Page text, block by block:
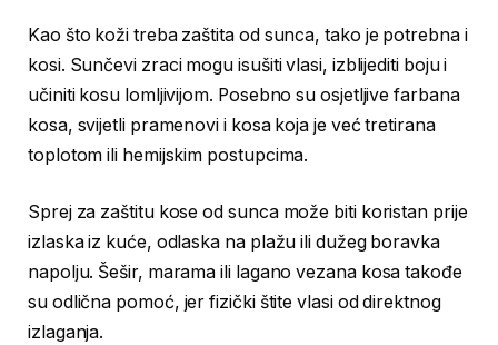
Kao što koži treba zaštita od sunca, tako je potrebna i
kosi. Sunčevi zraci mogu isušiti vlasi, izblijediti boju i
učiniti kosu lomljivijom. Posebno su osjetljive farbana
kosa, svijetli pramenovi i kosa koja je već tretirana
toplotom ili hemijskim postupcima.
Sprej za zaštitu kose od sunca može biti koristan prije
izlaska iz kuće, odlaska na plažu ili dužeg boravka
napolju. Šešir, marama ili lagano vezana kosa takođe
su odlična pomoć, jer fizički štite vlasi od direktnog
izlaganja.